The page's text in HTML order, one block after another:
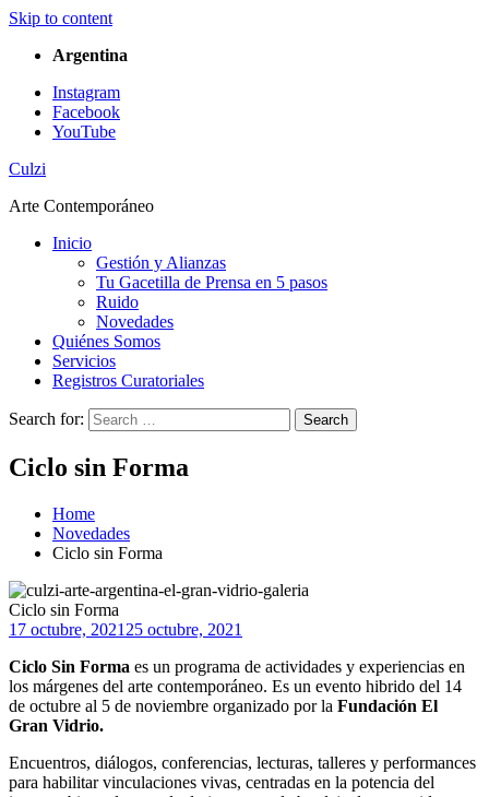
Skip to content
Argentina
Instagram
Facebook
YouTube
Culzi
Arte Contemporáneo
Inicio
Gestión y Alianzas
Tu Gacetilla de Prensa en 5 pasos
Ruido
Novedades
Quiénes Somos
Servicios
Registros Curatoriales
Search for: Search
Ciclo sin Forma
Home
Novedades
Ciclo sin Forma
Ciclo sin Forma
17 octubre, 2021 25 octubre, 2021
Ciclo Sin Forma es un programa de actividades y experiencias en
los márgenes del arte contemporáneo. Es un evento hibrido del 14
de octubre al 5 de noviembre organizado por la Fundación El
Gran Vidrio.
Encuentros, diálogos, conferencias, lecturas, talleres y performances
para habilitar vinculaciones vivas, centradas en la potencia del